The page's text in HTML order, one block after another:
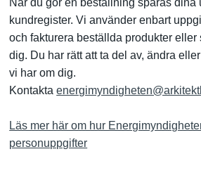
När du gör en beställning sparas dina
kundregister. Vi använder enbart
och fakturera beställda produkter eller
dig. Du har rätt att ta del av, ändra
vi har om dig.
Kontakta
Läs mer här om hur
personuppgifter